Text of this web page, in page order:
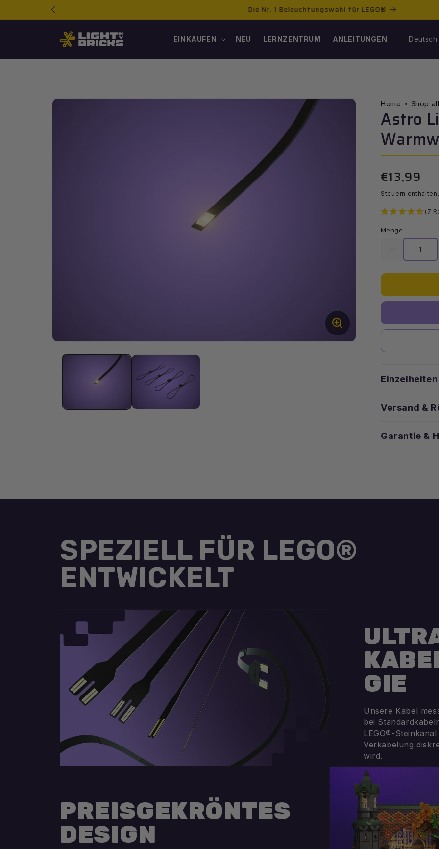
Inhalt
Neuheiten entdecken
EINKAUFEN NEU LERNZENTRUM ANLEITUNGEN
S
P
A
C
H
E
Deutsch
Zur
Home Shop all
Astro
Normaler
Preis
€13,99
Steuern enthalten.
(7
Menge
Astro
Micro
30
Einzelheiten
Versand &
Garantie &
SPEZIELL FÜR LEGO®
ENTWICKELT
GIE
Unsere Kabel
bei
LEGO®-
Verkabelung
wird.
PREISGEKRÖNTES
DESIGN